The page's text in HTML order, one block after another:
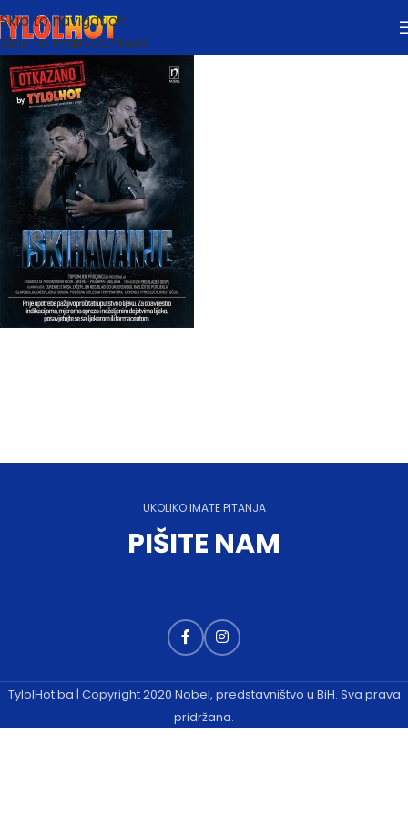
Skip to navigation
Skip to main content
UKOLIKO IMATE PITANJA
PIŠITE NAM
TylolHot.ba | Copyright 2020 Nobel, predstavništvo u BiH. Sva prava
pridržana.